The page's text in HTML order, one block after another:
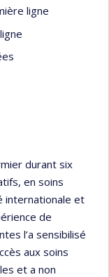
ligne
durant six
en soins
internationale et
de
l’a sensibilisé
aux soins
et a non